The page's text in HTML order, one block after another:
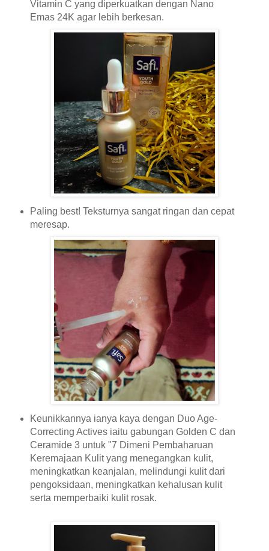
Vitamin C yang diperkuatkan dengan Nano
Emas 24K agar lebih berkesan.
Paling best! Teksturnya sangat ringan dan cepat
meresap.
Keunikkannya ianya kaya dengan Duo Age-
Correcting Actives iaitu gabungan Golden C dan
Ceramide 3 untuk "7 Dimeni Pembaharuan
Keremajaan Kulit yang menegangkan kulit,
meningkatkan keanjalan, melindungi kulit dari
pengoksidaan, meningkatkan kehalusan kulit
serta memperbaiki kulit rosak.